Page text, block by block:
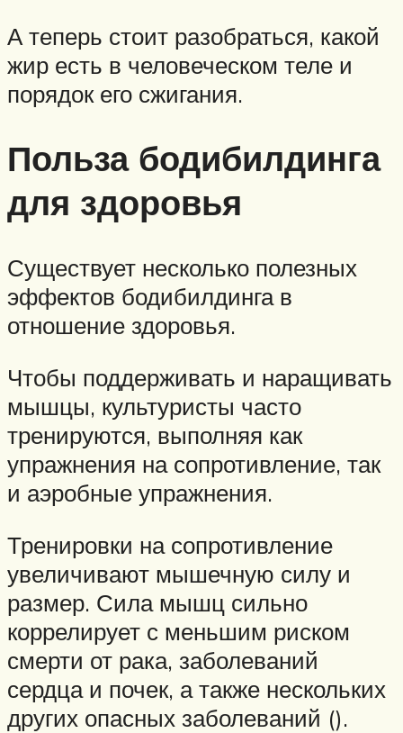
А теперь стоит разобраться, какой
жир есть в человеческом теле и
порядок его сжигания.
Польза бодибилдинга
для здоровья
Существует несколько полезных
эффектов бодибилдинга в
отношение здоровья.
Чтобы поддерживать и наращивать
мышцы, культуристы часто
тренируются, выполняя как
упражнения на сопротивление, так
и аэробные упражнения.
Тренировки на сопротивление
увеличивают мышечную силу и
размер. Сила мышц сильно
коррелирует с меньшим риском
смерти от рака, заболеваний
сердца и почек, а также нескольких
других опасных заболеваний ().